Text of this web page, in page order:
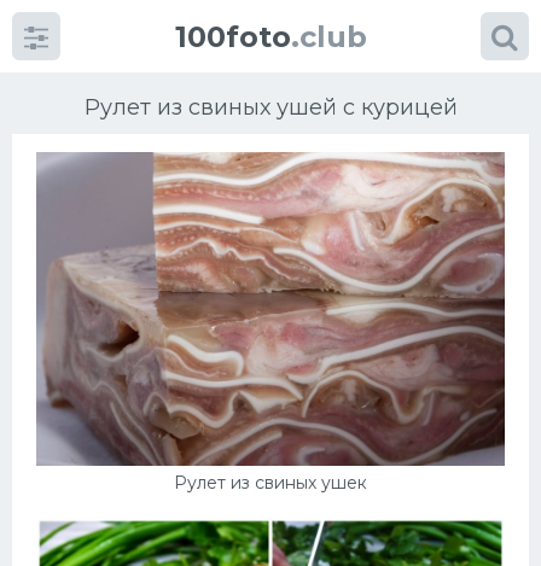
100foto.club
Рулет из свиных ушей с курицей
Рулет из свиных ушек
Категориикартинок
Супы
Мясные блюда
Печенье
Выпечка